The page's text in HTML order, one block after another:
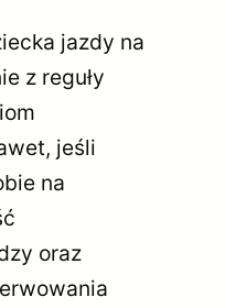
jazdy na
z reguły
jeśli
na
oraz